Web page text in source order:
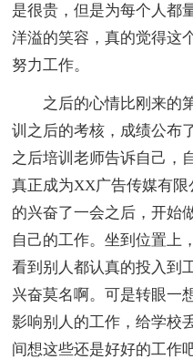
是很贵，但是为每个人都
洋溢的笑容，真的觉得这
努力工作。
之后的心情比刚来的第
训之后的考核，成绩公布
之后培训老师告诉自己，
真正成为XX广告传媒有
的兴奋了一会之后，开始
自己的工作。坐到位置上
看到别人都认真的投入到
兴奋莫名啊。可是转眼一
影响别人的工作，给学校
间想这些还是好好的工作